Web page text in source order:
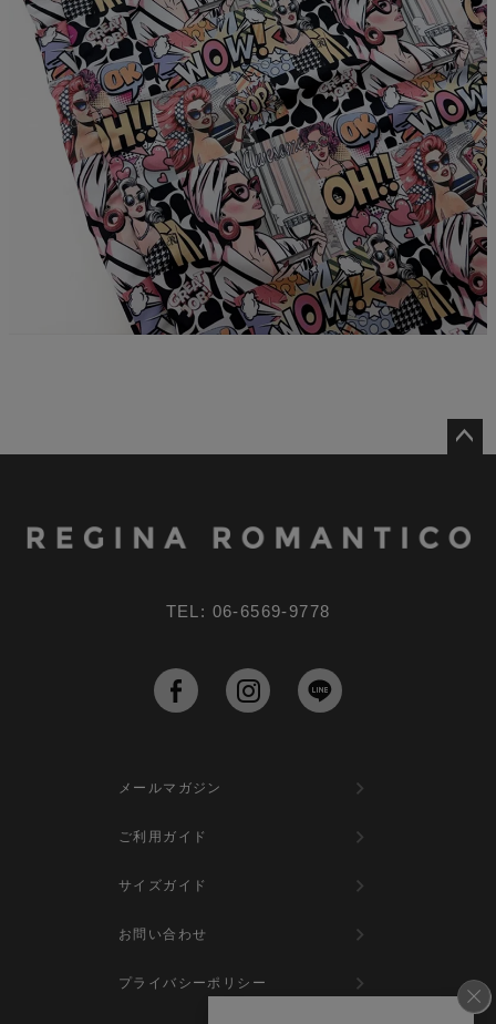
へ
TEL: 06-6569-9778
メールマガジン
ご利用ガイド
サイズガイド
お問い合わせ
プライバシーポリシー